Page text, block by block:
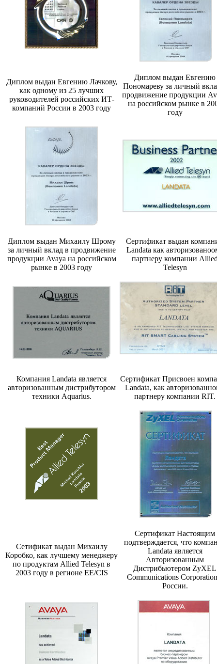
Диплом выдан Евгению Лачкову,
как одному из 25 лучших
руководителей российских ИТ-
компаний России в 2003 году
Диплом выдан Евгению
Пономареву за личный
продвижение продукции
на российском рынке в
году
Диплом выдан Михаилу Шрому
за личный вклад в продвижение
продукции Avaya на российском
рынке в 2003 году
Сертификат выдан
Landata как
партнеру компании
Telesyn
Компания Landata является
авторизованным дистрибутором
техники Aquarius.
Сертификат Присвоен
Landata, как
партнеру компании RIT.
Сетификат выдан Михаилу
Коробко, как лучшему менеджеру
по продуктам Allied Telesyn в
2003 году в регионе EE/CIS
Сертификат Настоящим
подтверждается, что
Landata является
Авторизованным
Дистрибьютером ZyXEL
Communications
России.